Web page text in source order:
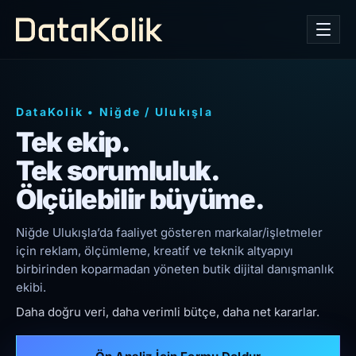
DataKolik • Niğde / Ulukışla
Tek ekip.
Tek sorumluluk.
Ölçülebilir büyüme.
Niğde Ulukışla’da faaliyet gösteren markalar/işletmeler
için reklam, ölçümleme, kreatif ve teknik altyapıyı
birbirinden koparmadan yöneten butik dijital danışmanlık
ekibi.
Daha doğru veri, daha verimli bütçe, daha net kararlar.